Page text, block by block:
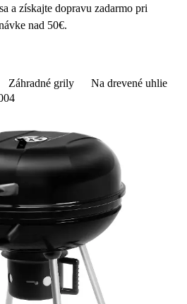
a získajte dopravu zadarmo pri
nad 50€.
Záhradné grily
Na drevené uhlie